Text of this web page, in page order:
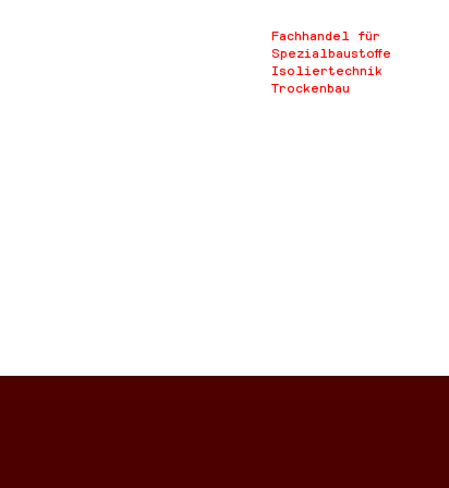
Fachhandel für
Spezialbaustoffe
Isoliertechnik
Trockenbau